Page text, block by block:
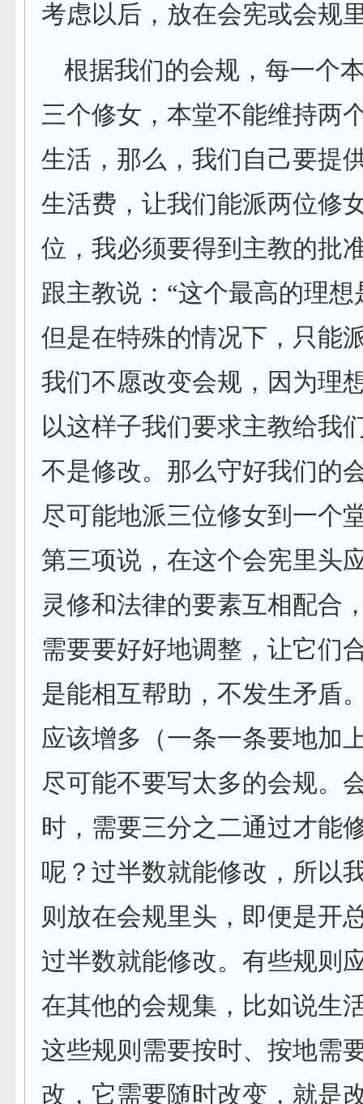
考虑以后，放在会宪或会规
根据我们的会规，每一个
三个修女，本堂不能维持两
生活，那么，我们自己要提
生活费，让我们能派两位修
位，我必须要得到主教的批
跟主教说：“这个最高的理
但是在特殊的情况下，只能
我们不愿改变会规，因为理
以这样子我们要求主教给我
不是修改。那么守好我们的
尽可能地派三位修女到一个
第三项说，在这个会宪里头
灵修和法律的要素互相配合
需要要好好地调整，让它们
是能相互帮助，不发生矛盾
应该增多（一条一条要地加
尽可能不要写太多的会规。
时，需要三分之二通过才能
呢？过半数就能修改，所以
则放在会规里头，即便是开
过半数就能修改。有些规则
在其他的会规集，比如说生
这些规则需要按时、按地需
改，它需要随时改变，就是